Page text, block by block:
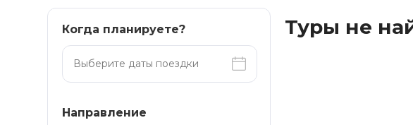
Когда планируете?
Направление
Туры не